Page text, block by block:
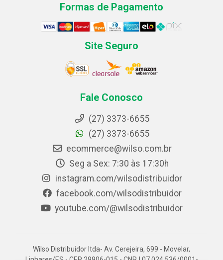
Formas de Pagamento
Site Seguro
Fale Conosco
(27) 3373-6655
(27) 3373-6655
ecommerce@wilso.com.br
Seg a Sex: 7:30 às 17:30h
instagram.com/wilsodistribuidor
facebook.com/wilsodistribuidor
youtube.com/@wilsodistribuidor
Wilso Distribuidor ltda- Av. Cerejeira, 699 - Movelar,